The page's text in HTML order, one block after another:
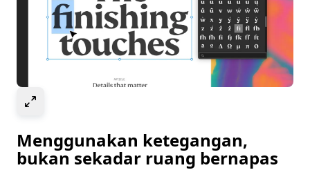
Menggunakan ketegangan,
bukan sekadar ruang bernapas